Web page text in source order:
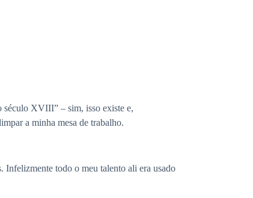
século XVIII” – sim, isso existe e,
a minha mesa de trabalho.
Infelizmente todo o meu talento ali era usado